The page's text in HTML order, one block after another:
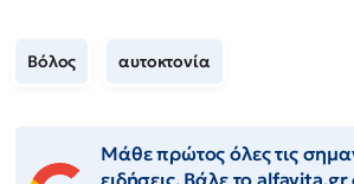
Βόλος αυτοκτονία
Μάθε πρώτος όλες τις
ειδήσεις. Βάλε το alfavita.gr